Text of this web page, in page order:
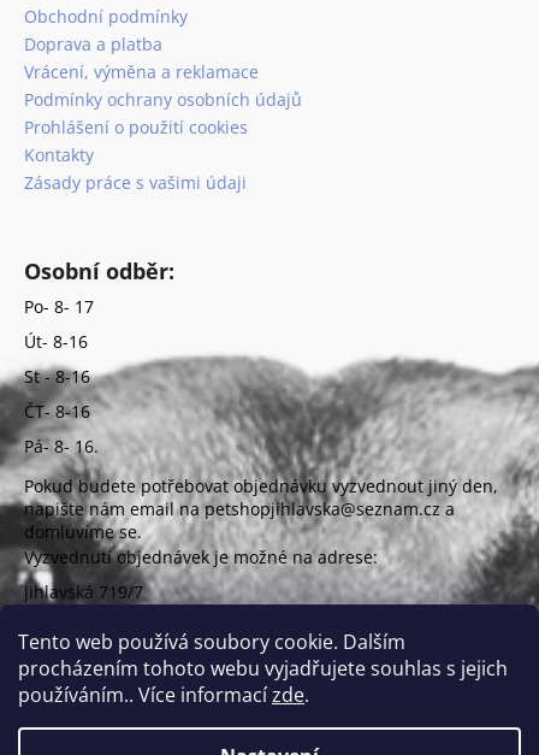
Tento web používá soubory cookie. Dalším
procházením tohoto webu vyjadřujete souhlas s jejich
používáním.. Více informacízde.
Obchodní podmínky
Doprava a platba
Vrácení, výměna a reklamace
Podmínky ochrany osobních údajů
Prohlášení o použití cookies
Kontakty
Zásady práce s vašimi údaji
Osobní odběr:
Po- 8- 17
Út- 8-16
St - 8-16
ČT- 8-16
Pá- 8- 16.
Pokud budete potřebovat objednávku vyzvednout jiný den,
napište nám email na petshopjihlavska@seznam.cz a
domluvíme se.
Vyzvednutí objednávek je možné na adrese:
Jihlavská 719/7
(vchod z ulice Uzbecká)